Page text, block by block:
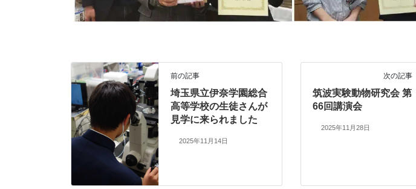
前の記事
埼玉県立伊奈学園総合
高等学校の生徒さんが
見学に来られました
2025年11月14日
次の記事
筑波実験動物研究会 第
66回講演会
2025年11月28日